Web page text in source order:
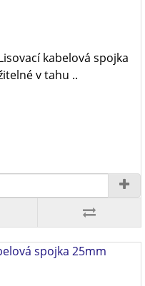
kabelová spojka
v tahu ..
spojka 25mm